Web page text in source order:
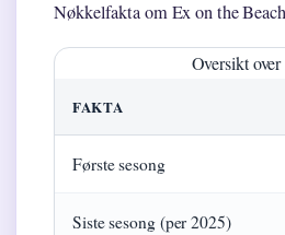
Nøkkelfakta om Ex on the
Oversikt
FAKTA
Første sesong
Siste sesong (per 2025)